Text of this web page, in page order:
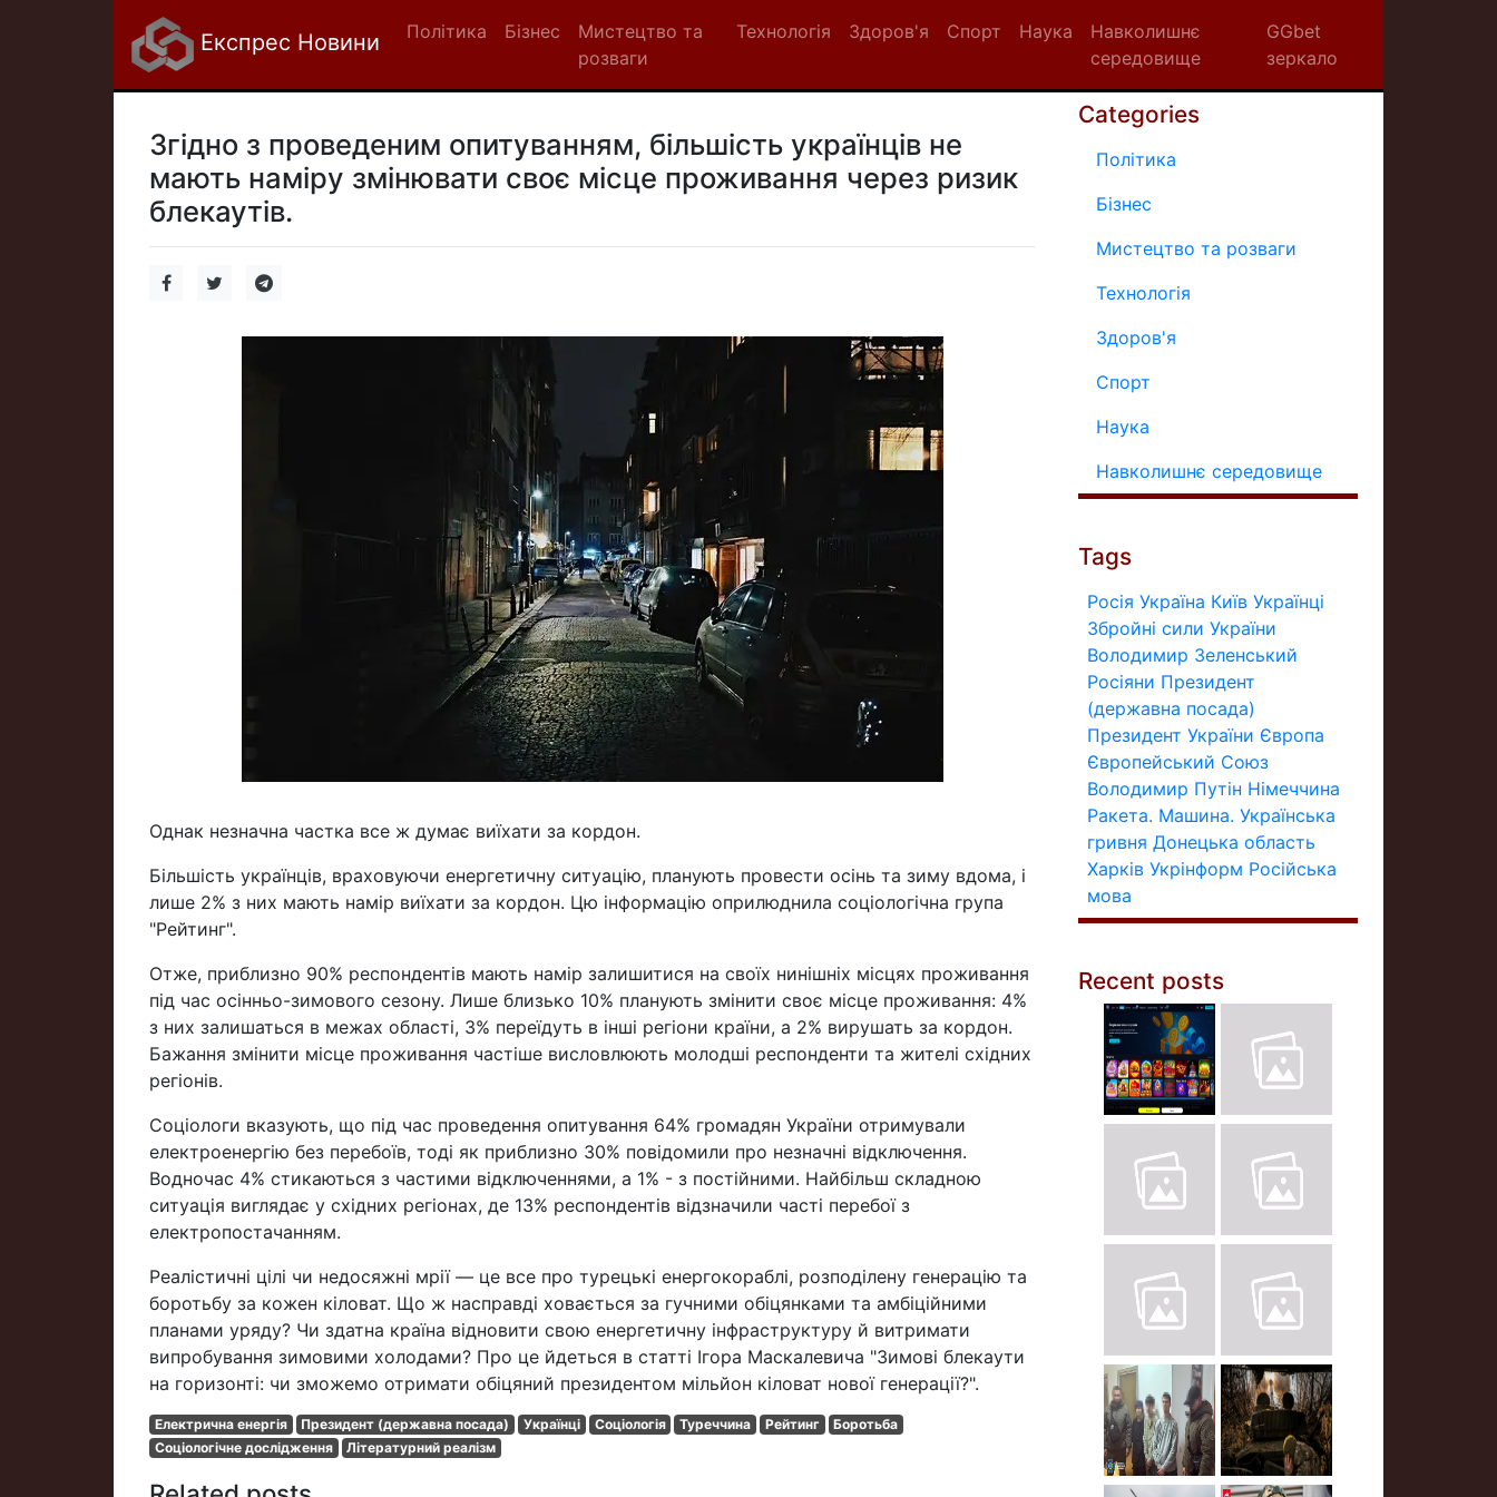
Експрес Новини Політика Бізнес
Мистецтво та
розваги
Технологія Здоров'я Спорт Наука
Навколишнє
середовище
GGbet
зеркало
Згідно з проведеним опитуванням, більшість українців не
мають наміру змінювати своє місце проживання через ризик
блекаутів.
Однак незначна частка все ж думає виїхати за кордон.
Більшість українців, враховуючи енергетичну ситуацію, планують провести осінь та зиму вдома, і
лише 2% з них мають намір виїхати за кордон. Цю інформацію оприлюднила соціологічна група
"Рейтинг".
Отже, приблизно 90% респондентів мають намір залишитися на своїх нинішніх місцях проживання
під час осінньо-зимового сезону. Лише близько 10% планують змінити своє місце проживання: 4%
з них залишаться в межах області, 3% переїдуть в інші регіони країни, а 2% вирушать за кордон.
Бажання змінити місце проживання частіше висловлюють молодші респонденти та жителі східних
регіонів.
Соціологи вказують, що під час проведення опитування 64% громадян України отримували
електроенергію без перебоїв, тоді як приблизно 30% повідомили про незначні відключення.
Водночас 4% стикаються з частими відключеннями, а 1% - з постійними. Найбільш складною
ситуація виглядає у східних регіонах, де 13% респондентів відзначили часті перебої з
електропостачанням.
Реалістичні цілі чи недосяжні мрії — це все про турецькі енергокораблі, розподілену генерацію та
боротьбу за кожен кіловат. Що ж насправді ховається за гучними обіцянками та амбіційними
планами уряду? Чи здатна країна відновити свою енергетичну інфраструктуру й витримати
випробування зимовими холодами? Про це йдеться в статті Ігора Маскалевича "Зимові блекаути
на горизонті: чи зможемо отримати обіцяний президентом мільйон кіловат нової генерації?".
Електрична енергія Президент (державна посада) Українці Соціологія Туреччина Рейтинг
Боротьба
Соціологічне дослідження
Літературний реалізм
Categories
Політика
Бізнес
Мистецтво та розваги
Технологія
Здоров'я
Спорт
Наука
Навколишнє середовище
Tags
Росія Україна Київ Українці
Збройні сили України
Володимир Зеленський
Росіяни Президент
(державна посада)
Президент України Європа
Європейський Союз
Володимир Путін Німеччина
Ракета. Машина. Українська
гривня Донецька область
Харків Укрінформ Російська
мова
Recent posts